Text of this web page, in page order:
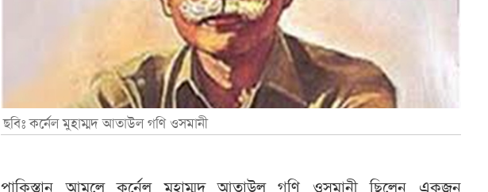
ছবিঃ কর্নেল মুহাম্মদ আতাউল গণি ওসমানী
পাকিস্তান আমলে কর্নেল মুহাম্মদ আতাউল গণি ওসমানী ছিলেন একজন